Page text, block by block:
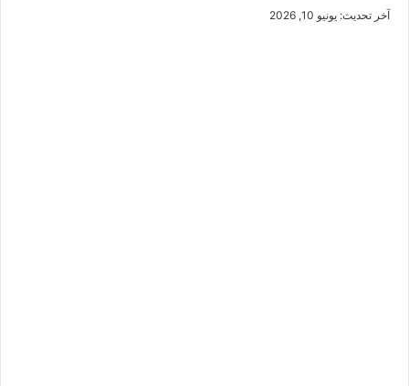
آخر تحديث: يونيو 10, 2026